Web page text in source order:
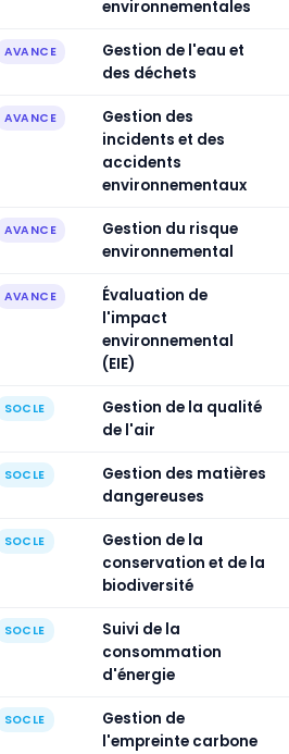
environnementales
AVANCE
Gestion de l'eau et
des déchets
AVANCE
Gestion des
incidents et des
accidents
environnementaux
AVANCE
Gestion du risque
environnemental
AVANCE
Évaluation de
l'impact
environnemental
(EIE)
SOCLE
Gestion de la qualité
de l'air
SOCLE
Gestion des matières
dangereuses
SOCLE
Gestion de la
conservation et de la
biodiversité
SOCLE
Suivi de la
consommation
d'énergie
SOCLE
Gestion de
l'empreinte carbone